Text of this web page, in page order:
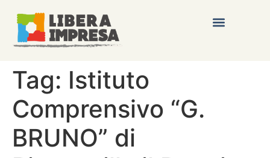
Tag: Istituto
Comprensivo “G.
BRUNO” di